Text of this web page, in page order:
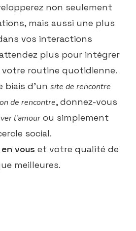
non seulement
mais aussi une plus
vos interactions
plus pour intégrer
votre routine quotidienne.
biais d’un site de rencontre
de rencontre, donnez-vous
l’amourou simplement
social.
vous et votre qualité de
meilleures.